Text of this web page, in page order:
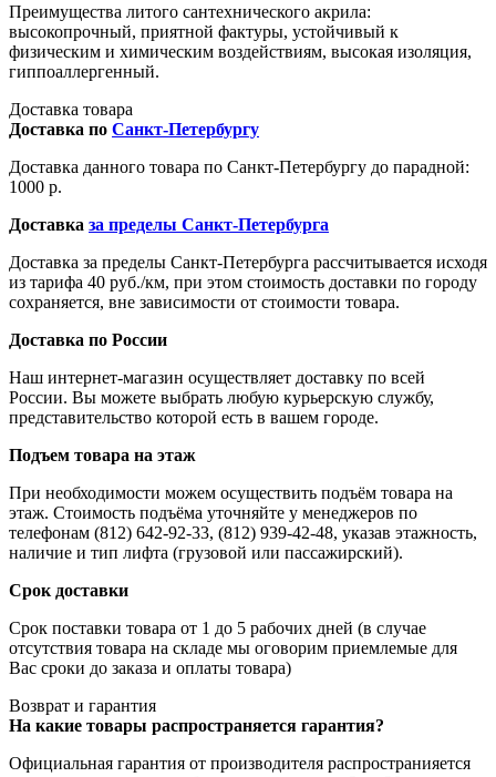
Преимущества литого сантехнического акрила:
высокопрочный, приятной фактуры, устойчивый к
физическим и химическим воздействиям, высокая изоляция,
гиппоаллергенный.
Доставка товара
Доставка по Санкт-Петербургу
Доставка данного товара по Санкт-Петербургу до парадной:
1000 р.
Доставка за пределы Санкт-Петербурга
Доставка за пределы Санкт-Петербурга рассчитывается исходя
из тарифа 40 руб./км, при этом стоимость доставки по городу
сохраняется, вне зависимости от стоимости товара.
Доставка по России
Наш интернет-магазин осуществляет доставку по всей
России. Вы можете выбрать любую курьерскую службу,
представительство которой есть в вашем городе.
Подъем товара на этаж
При необходимости можем осуществить подъём товара на
этаж. Стоимость подъёма уточняйте у менеджеров по
телефонам (812) 642-92-33, (812) 939-42-48, указав этажность,
наличие и тип лифта (грузовой или пассажирский).
Срок доставки
Срок поставки товара от 1 до 5 рабочих дней (в случае
отсутствия товара на складе мы оговорим приемлемые для
Вас сроки до заказа и оплаты товара)
Возврат и гарантия
На какие товары распространяется гарантия?
Официальная гарантия от производителя распространияется